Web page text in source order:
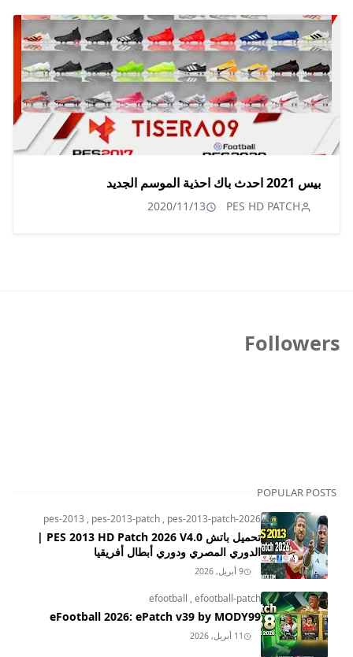
بيس 2021 احدث باك احذية الموسم الجديد
PES HD PATCH
2020/11/13
Followers
POPULAR POSTS
pes-2013 , pes-2013-patch, pes-2013-patch-2026
تحميل باتش PES 2013 HD Patch 2026 V4.0 |
الدوري المصري ودوري أبطال أفريقيا
9 أبريل, 2026
efootball ,efootball-patch
eFootball 2026: ePatch v39 by MODY99
11 أبريل, 2026